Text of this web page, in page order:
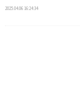
2025.04.06 16:24:34